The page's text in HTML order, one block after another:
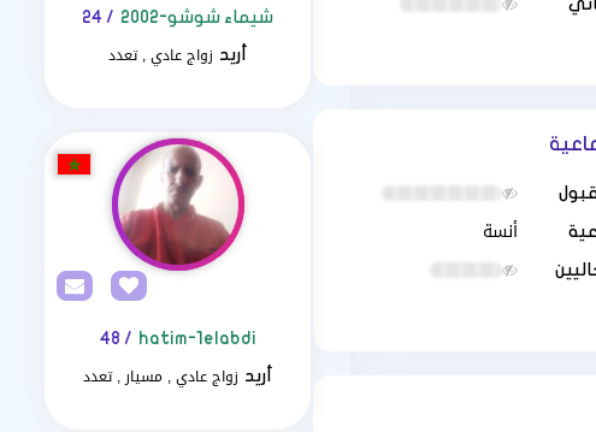
أنسة
شيماء شوشو-2002 / 24
أريد زواج عادي , تعدد
hatim-1elabdi
/ 48
أريد زواج عادي , مسيار , تعدد